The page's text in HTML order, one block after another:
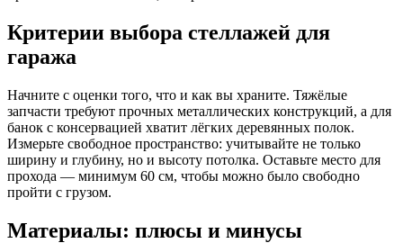
Критерии выбора стеллажей для
гаража
Начните с оценки того, что и как вы храните. Тяжёлые
запчасти требуют прочных металлических конструкций, а для
банок с консервацией хватит лёгких деревянных полок.
Измерьте свободное пространство: учитывайте не только
ширину и глубину, но и высоту потолка. Оставьте место для
прохода — минимум 60 см, чтобы можно было свободно
пройти с грузом.
Материалы: плюсы и минусы